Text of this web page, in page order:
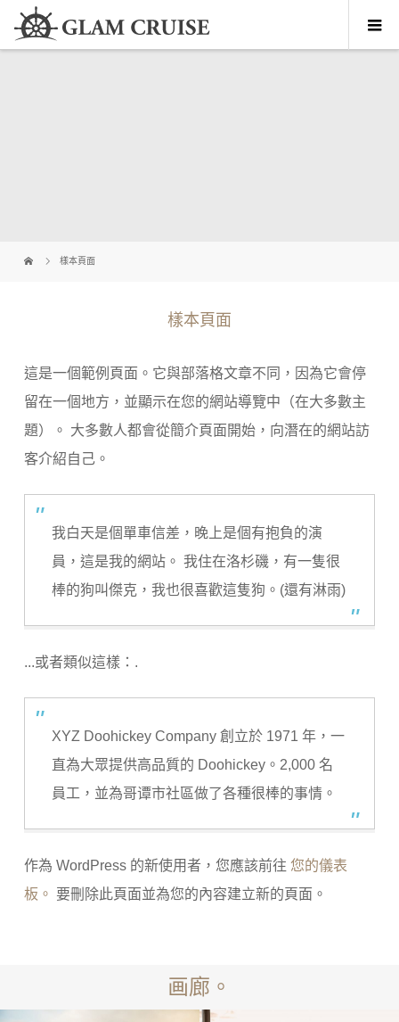
樣本頁面
樣本頁面
這是一個範例頁面。它與部落格文章不同，因為它會停
留在一個地方，並顯示在您的網站導覽中（在大多數主
題）。 大多數人都會從簡介頁面開始，向潛在的網站訪
客介紹自己。
我白天是個單車信差，晚上是個有抱負的演
員，這是我的網站。 我住在洛杉磯，有一隻很
棒的狗叫傑克，我也很喜歡這隻狗。(還有淋雨)
...或者類似這樣：.
XYZ Doohickey Company 創立於 1971 年，一
直為大眾提供高品質的 Doohickey。2,000 名
員工，並為哥谭市社區做了各種很棒的事情。
作為 WordPress 的新使用者，您應該前往您的儀表
板。 要刪除此頁面並為您的內容建立新的頁面。
画廊。